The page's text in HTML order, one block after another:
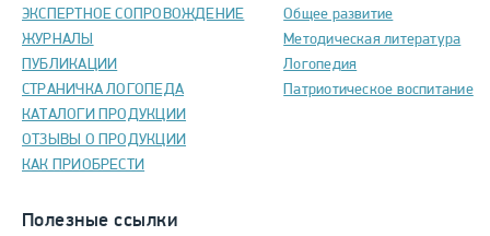
ЭКСПЕРТНОЕ СОПРОВОЖДЕНИЕ
ЖУРНАЛЫ
ПУБЛИКАЦИИ
СТРАНИЧКА ЛОГОПЕДА
КАТАЛОГИ ПРОДУКЦИИ
ОТЗЫВЫ О ПРОДУКЦИИ
КАК ПРИОБРЕСТИ
Полезные ссылки
Общее развитие
Методическая литература
Логопедия
Патриотическое воспитание